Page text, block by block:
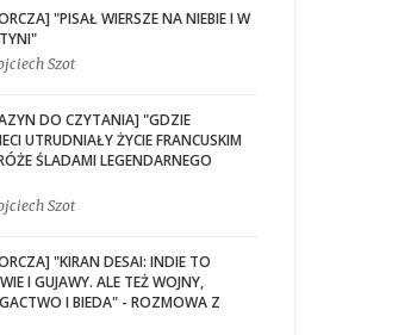
"PISAŁ WIERSZE NA NIEBIE I W
Szot
DO CZYTANIA] "GDZIE
UTRUDNIAŁY ŻYCIE FRANCUSKIM
ŚLADAMI LEGENDARNEGO
Szot
"KIRAN DESAI: INDIE TO
I GUJAWY. ALE TEŻ WOJNY,
I BIEDA" - ROZMOWA Z